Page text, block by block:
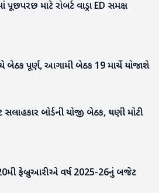
માટે રોબર્ટ વાડ્રા ED સમક્ષ
બેઠક પૂર્ણ, આગામી બેઠક 19 માર્ચે યોજાશે
બોર્ડની યોજી બેઠક, ઘણી મોટી
ફેબ્રુઆરીએ વર્ષ 2025-26નું બજેટ